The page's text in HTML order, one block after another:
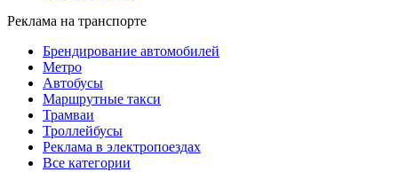
Реклама на транспорте
Брендирование автомобилей
Метро
Автобусы
Маршрутные такси
Трамваи
Троллейбусы
Реклама в электропоездах
Все категории